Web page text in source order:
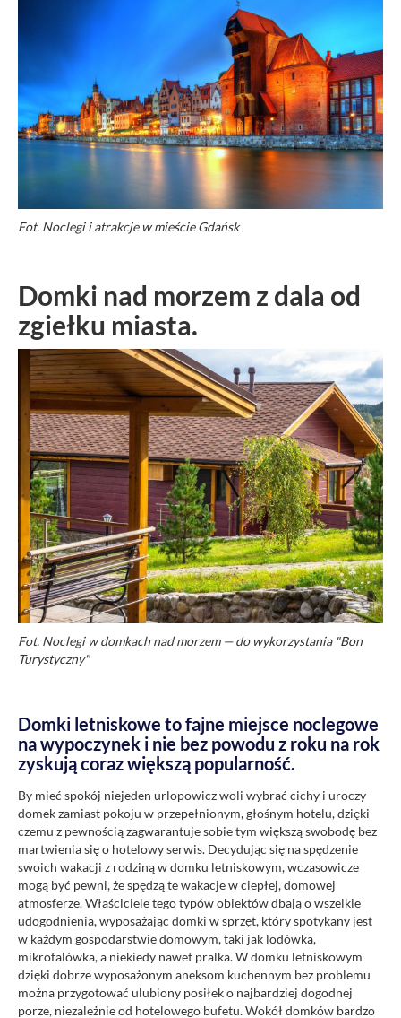
Fot. Noclegi i atrakcje w mieście Gdańsk
Domki nad morzem z dala od
zgiełku miasta.
Fot. Noclegi w domkach nad morzem — do wykorzystania "Bon
Turystyczny"
Domki letniskowe to fajne miejsce noclegowe
na wypoczynek i nie bez powodu z roku na rok
zyskują coraz większą popularność.
By mieć spokój niejeden urlopowicz woli wybrać cichy i uroczy
domek zamiast pokoju w przepełnionym, głośnym hotelu, dzięki
czemu z pewnością zagwarantuje sobie tym większą swobodę bez
martwienia się o hotelowy serwis. Decydując się na spędzenie
swoich wakacji z rodziną w domku letniskowym, wczasowicze
mogą być pewni, że spędzą te wakacje w ciepłej, domowej
atmosferze. Właściciele tego typów obiektów dbają o wszelkie
udogodnienia, wyposażając domki w sprzęt, który spotykany jest
w każdym gospodarstwie domowym, taki jak lodówka,
mikrofalówka, a niekiedy nawet pralka. W domku letniskowym
dzięki dobrze wyposażonym aneksom kuchennym bez problemu
można przygotować ulubiony posiłek o najbardziej dogodnej
porze, niezależnie od hotelowego bufetu. Wokół domków bardzo